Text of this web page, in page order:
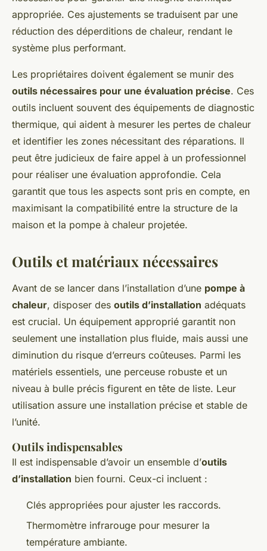
appropriée. Ces ajustements se traduisent par une
réduction des déperditions de chaleur, rendant le
système plus performant.
Les propriétaires doivent également se munir des
outils nécessaires pour une évaluation précise. Ces
outils incluent souvent des équipements de diagnostic
thermique, qui aident à mesurer les pertes de chaleur
et identifier les zones nécessitant des réparations. Il
peut être judicieux de faire appel à un professionnel
pour réaliser une évaluation approfondie. Cela
garantit que tous les aspects sont pris en compte, en
maximisant la compatibilité entre la structure de la
maison et la pompe à chaleur projetée.
Outils et matériaux nécessaires
Avant de se lancer dans l’installation d’une pompe à
chaleur, disposer des outils d’installation adéquats
est crucial. Un équipement approprié garantit non
seulement une installation plus fluide, mais aussi une
diminution du risque d’erreurs coûteuses. Parmi les
matériels essentiels, une perceuse robuste et un
niveau à bulle précis figurent en tête de liste. Leur
utilisation assure une installation précise et stable de
l’unité.
Outils indispensables
Il est indispensable d’avoir un ensemble d’outils
d’installation bien fourni. Ceux-ci incluent :
Clés appropriées pour ajuster les raccords.
Thermomètre infrarouge pour mesurer la
température ambiante.